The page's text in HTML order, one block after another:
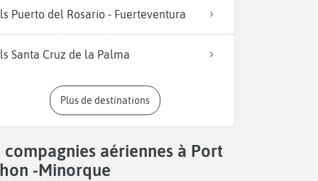
Puerto del Rosario - Fuerteventura
Santa Cruz de la Palma
Plus de destinations
compagnies aériennes à Port
-Minorque